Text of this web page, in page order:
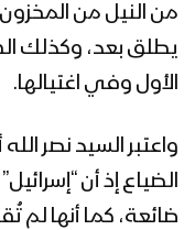
من النيل من
يطلق بعد، وكذلك
الأول وفي اغتيالها.
واعتبر السيد نصر
الضياع إذ أن
ضائعة، كما أنها